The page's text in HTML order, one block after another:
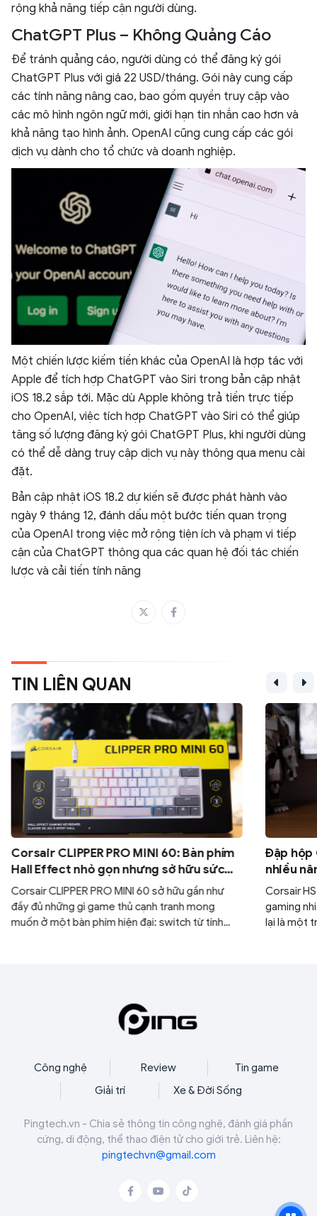
rộng khả năng tiếp cận người dùng.
ChatGPT Plus – Không Quảng Cáo
Để tránh quảng cáo, người dùng có thể đăng ký gói
ChatGPT Plus với giá 22 USD/tháng. Gói này cung cấp
các tính năng nâng cao, bao gồm quyền truy cập vào
các mô hình ngôn ngữ mới, giới hạn tin nhắn cao hơn và
khả năng tạo hình ảnh. OpenAI cũng cung cấp các gói
dịch vụ dành cho tổ chức và doanh nghiệp.
Một chiến lược kiếm tiền khác của OpenAI là hợp tác với
Apple để tích hợp ChatGPT vào Siri trong bản cập nhật
iOS 18.2 sắp tới. Mặc dù Apple không trả tiền trực tiếp
cho OpenAI, việc tích hợp ChatGPT vào Siri có thể giúp
tăng số lượng đăng ký gói ChatGPT Plus, khi người dùng
có thể dễ dàng truy cập dịch vụ này thông qua menu cài
đặt.
Bản cập nhật iOS 18.2 dự kiến sẽ được phát hành vào
ngày 9 tháng 12, đánh dấu một bước tiến quan trọng
của OpenAI trong việc mở rộng tiện ích và phạm vi tiếp
cận của ChatGPT thông qua các quan hệ đối tác chiến
lược và cải tiến tính năng
TIN LIÊN QUAN
Corsair CLIPPER PRO MINI 60: Bàn phím
Hall Effect nhỏ gọn nhưng sở hữu sức
mạnh
Corsair CLIPPER PRO MINI 60 sở hữu gần như
đầy đủ những gì game thủ cạnh tranh mong
muốn ở một bàn phím hiện đại: switch từ tính
Đập hộp
nhiều
tai nghe
Corsair
gaming
lại là một
Công nghệ Review
Tin game
Giải trí
Xe & Đời Sống
Pingtech.vn - Chia sẻ thông tin công nghệ, đánh giá phần
cứng, di động, thể thao điện tử cho giới trẻ. Liên hệ:
pingtechvn@gmail.com